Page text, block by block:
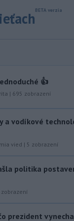
👍
| 695 zobrazení
a vodíkové
vied | 5 zobrazení
politika
zobrazení
prezident